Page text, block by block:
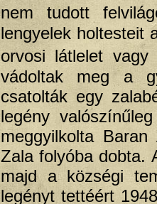
nem tudott
lengyelek holtesteit
orvosi látlelet
vádoltak meg a
csatolták egy
legény
meggyilkolta
Zala folyóba dobta.
majd a községi
legényt tettéért